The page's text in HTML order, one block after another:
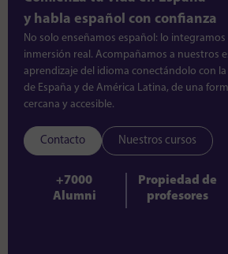
y habla español con confianza
No solo enseñamos español: lo
inmersión real. Acompañamos a nuestros
aprendizaje del idioma conectándolo con
de España y de América Latina, de una
cercana y accesible.
Contacto Nuestros cursos
+7000
Alumni
Propiedad de
profesores